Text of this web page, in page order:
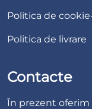
Politica de
Politica de livrare
Contacte
În prezent